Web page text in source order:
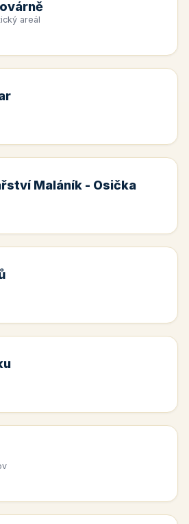
areál
Maláník - Osička